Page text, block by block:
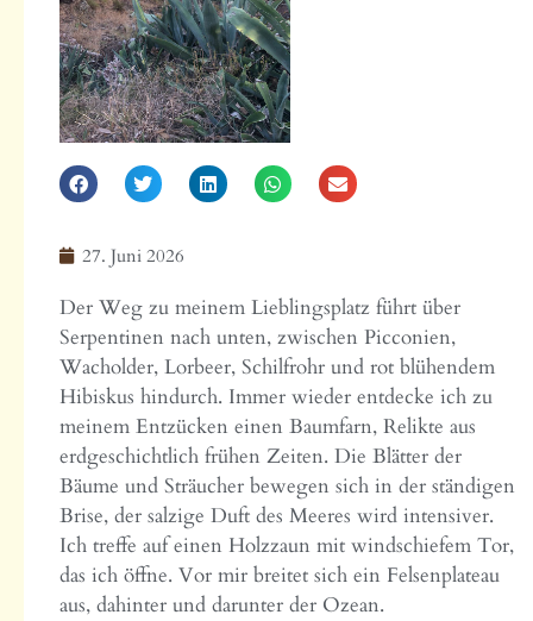
27. Juni 2026
Der Weg zu meinem Lieblingsplatz führt über
Serpentinen nach unten, zwischen Picconien,
Wacholder, Lorbeer, Schilfrohr und rot blühendem
Hibiskus hindurch. Immer wieder entdecke ich zu
meinem Entzücken einen Baumfarn, Relikte aus
erdgeschichtlich frühen Zeiten. Die Blätter der
Bäume und Sträucher bewegen sich in der ständigen
Brise, der salzige Duft des Meeres wird intensiver.
Ich treffe auf einen Holzzaun mit windschiefem Tor,
das ich öffne. Vor mir breitet sich ein Felsenplateau
aus, dahinter und darunter der Ozean.